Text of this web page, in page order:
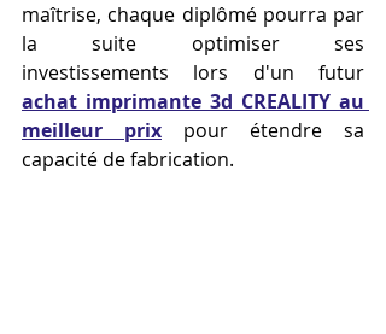
maîtrise, chaque diplômé pourra par
la suite optimiser ses
achat imprimante 3d CREALITY au
meilleur prix pour étendre sa
capacité de fabrication.